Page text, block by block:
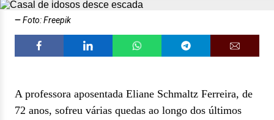
Foto: Freepik
A professora aposentada Eliane Schmaltz Ferreira, de
72 anos, sofreu várias quedas ao longo dos últimos